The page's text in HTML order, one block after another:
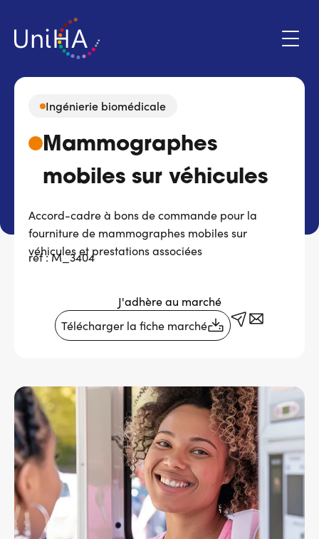
contenu
Menu
du
compte
Espace adhérent
Programmes d'action
Marchés
Actualités & évènements
Services adhérents
Top
Fournisseurs
Recrutement
Espace presse
Aide & contact
Ingénierie biomédicale
Mammographes
mobiles sur véhicules
Accord-cadre à bons de commande pour la
fourniture de mammographes mobiles sur
véhicules et prestations associées
réf : M_3404
J'adhère au marché
Télécharger la fiche marché